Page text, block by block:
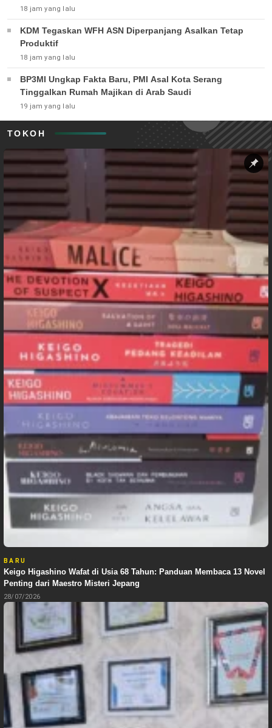
18 jam yang lalu
KDM Tegaskan WFH ASN Diperpanjang Asalkan Tetap
Produktif
18 jam yang lalu
BP3MI Ungkap Fakta Baru, PMI Asal Kota Serang
Tinggalkan Rumah Majikan di Arab Saudi
19 jam yang lalu
TOKOH
BARU
Keigo Higashino Wafat di Usia 68 Tahun: Panduan Membaca 13 Novel
Penting dari Maestro Misteri Jepang
28/07/2026